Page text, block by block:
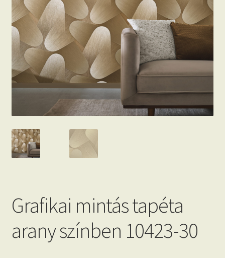
Beton hatású tapéták
Kapcsolat
Grafikai mintás tapéta
arany színben 10423-30